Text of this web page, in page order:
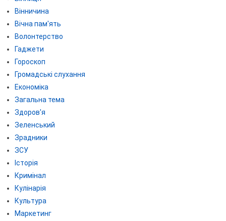
Вінничина
Вічна пам'ять
Волонтерство
Гаджети
Гороскоп
Громадські слухання
Економіка
Загальна тема
Здоров'я
Зеленський
Зрадники
ЗСУ
Історія
Кримінал
Кулінарія
Культура
Маркетинг